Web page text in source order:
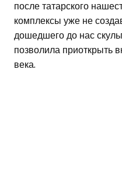
после татарского
комплексы уже не
дошедшего до нас
позволила приоткрыть
века.